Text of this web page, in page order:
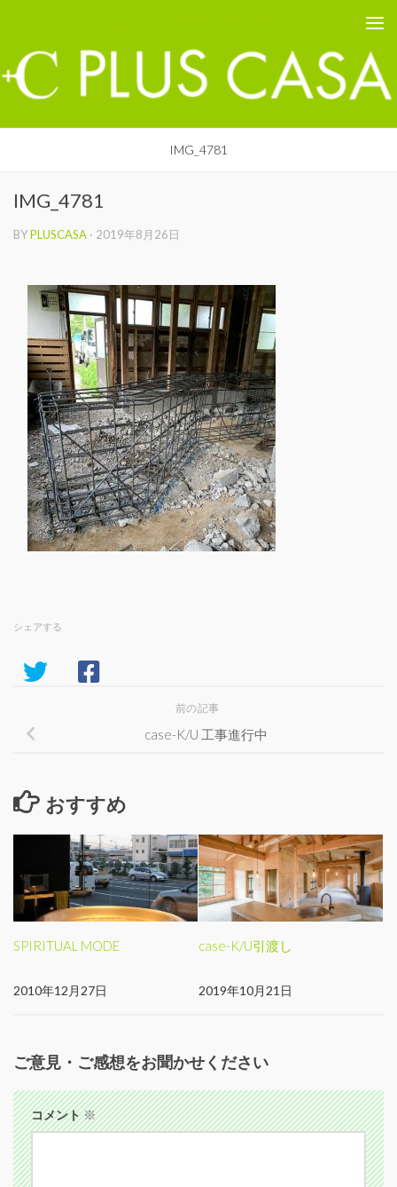
IMG_4781
IMG_4781
BYPLUSCASA · 2019年8月26日
シェアする
前の記事
case-K/U 工事進行中
おすすめ
SPIRITUAL MODE
2010年12月27日
case-K/U引渡し
2019年10月21日
ご意見・ご感想をお聞かせください
コメント※